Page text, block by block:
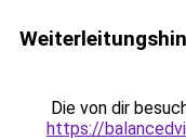
Die von dir
https://